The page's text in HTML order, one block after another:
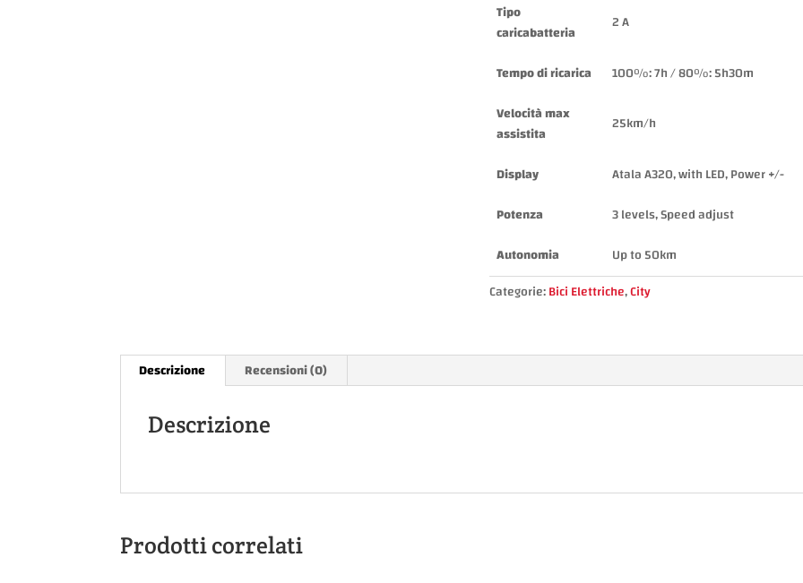
Tipo
caricabatteria
2 A
Tempo di ricarica
100%: 7h / 80%: 5h30m
Velocità max
assistita
25km/h
Display
Atala A320, with LED, Power +/-
Potenza
3 levels, Speed adjust
Autonomia
Up to 50km
Categorie:Bici Elettriche,City
Descrizione Recensioni (0)
Descrizione
Prodotti correlati